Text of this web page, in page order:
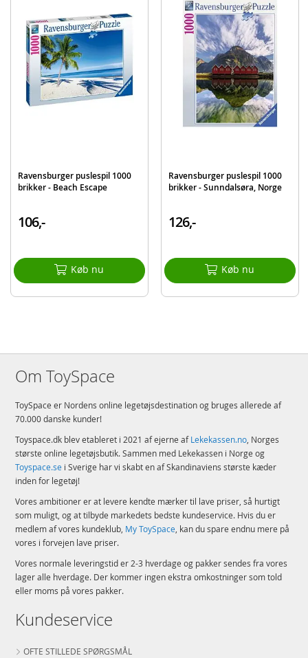
4005556167548
Mærke
Ravensburger puslespil 1000
brikker - Beach Escape
106,-
Køb nu
Ravensburger puslespil 1000
brikker - Sunndalsøra, Norge
126,-
Køb nu
Om ToySpace
ToySpace er Nordens online legetøjsdestination og bruges allerede af
70.000 danske kunder!
Toyspace.dk blev etableret i 2021 af ejerne afLekekassen.no , Norges
største online legetøjsbutik. Sammen med Lekekassen i Norge og
Toyspace.se i Sverige har vi skabt en af Skandinaviens største kæder
inden for legetøj!
Vores ambitioner er at levere kendte mærker til lave priser, så hurtigt
som muligt, og at tilbyde markedets bedste kundeservice. Hvis du er
medlem af vores kundeklub, My ToySpace , kan du spare endnu mere på
vores i forvejen lave priser.
Vores normale leveringstid er 2-3 hverdage og pakker sendes fra vores
lager alle hverdage. Der kommer ingen ekstra omkostninger som told
eller moms på vores pakker.
Kundeservice
OFTE STILLEDE SPØRGSMÅL